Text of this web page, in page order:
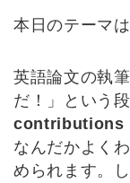
本日のテーマは
英語論文の執
だ！」という
contributions
なんだかよく
められます。